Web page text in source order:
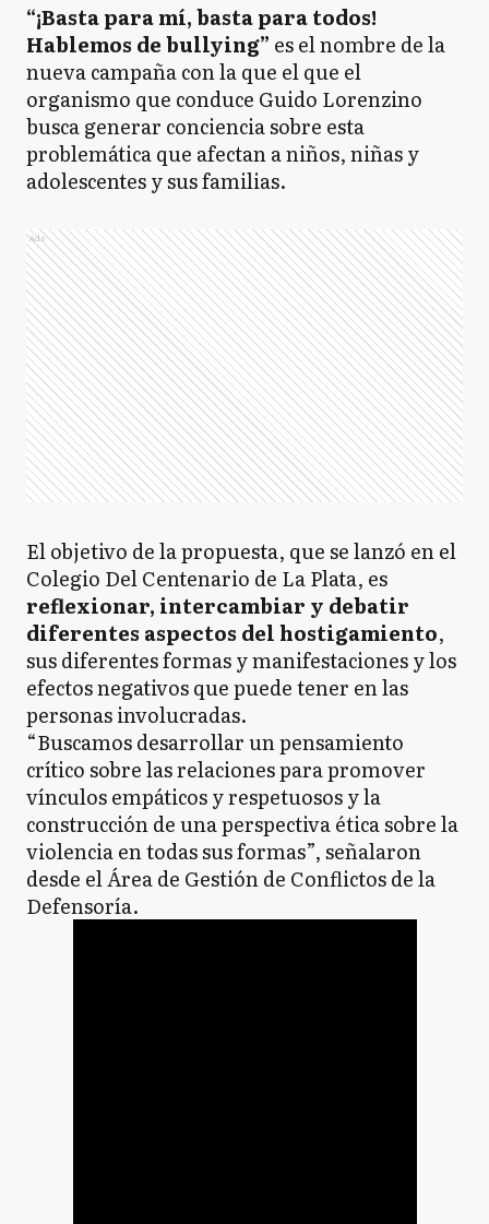
“¡Basta para mí, basta para todos!
Hablemos de bullying” es el nombre de la
nueva campaña con la que el que el
organismo que conduce Guido Lorenzino
busca generar conciencia sobre esta
problemática que afectan a niños, niñas y
adolescentes y sus familias.
Ads
El objetivo de la propuesta, que se lanzó en el
Colegio Del Centenario de La Plata, es
reflexionar, intercambiar y debatir
diferentes aspectos del hostigamiento,
sus diferentes formas y manifestaciones y los
efectos negativos que puede tener en las
personas involucradas.
“Buscamos desarrollar un pensamiento
crítico sobre las relaciones para promover
vínculos empáticos y respetuosos y la
construcción de una perspectiva ética sobre la
violencia en todas sus formas”, señalaron
desde el Área de Gestión de Conflictos de la
Defensoría.